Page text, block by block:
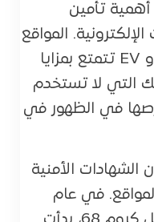
تأمين
المواقع
التي تستخدم شهادات SSL أو EV تتمتع بمزايا
التي لا تستخدم
في الظهور في
أن الشهادات الأمنية
في عام